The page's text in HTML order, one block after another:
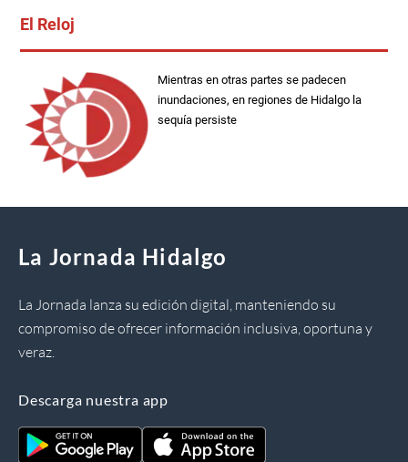
El Reloj
Mientras en otras partes se padecen
inundaciones, en regiones de Hidalgo la
sequía persiste
La Jornada Hidalgo
La Jornada lanza su edición digital, manteniendo su
compromiso de ofrecer información inclusiva, oportuna y
veraz.
Descarga nuestra app